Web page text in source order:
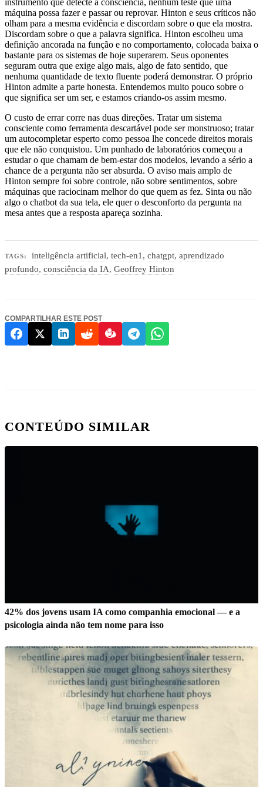
máquina possa fazer e passar ou reprovar. Hinton e seus críticos não
olham para a mesma evidência e discordam sobre o que ela mostra.
Discordam sobre o que a palavra significa. Hinton escolheu uma
definição ancorada na função e no comportamento, colocada baixa o
bastante para os sistemas de hoje superarem. Seus oponentes
seguram outra que exige algo mais, algo de fato sentido, que
nenhuma quantidade de texto fluente poderá demonstrar. O próprio
Hinton admite a parte honesta. Entendemos muito pouco sobre o
que significa ser um ser, e estamos criando-os assim mesmo.
O custo de errar corre nas duas direções. Tratar um sistema
consciente como ferramenta descartável pode ser monstruoso; tratar
um autocompletar esperto como pessoa lhe concede direitos morais
que ele não conquistou. Um punhado de laboratórios começou a
estudar o que chamam de bem-estar dos modelos, levando a sério a
chance de a pergunta não ser absurda. O aviso mais amplo de
Hinton sempre foi sobre controle, não sobre sentimentos, sobre
máquinas que raciocinam melhor do que quem as fez. Sinta ou não
algo o chatbot da sua tela, ele quer o desconforto da pergunta na
mesa antes que a resposta apareça sozinha.
TAGS: inteligência artificial,tech-en1,chatgpt,aprendizado
profundo, consciência da IA, Geoffrey Hinton
COMPARTILHAR ESTE POST
CONTEÚDO SIMILAR
42% dos jovens usam IA como companhia emocional — e a
psicologia ainda não tem nome para isso